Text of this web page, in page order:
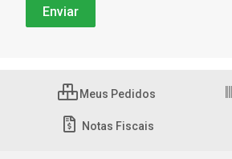
Meus Pedidos
Notas Fiscais